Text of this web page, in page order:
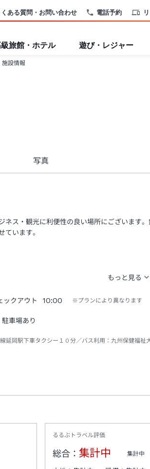
電話予約
くある質問・お問い合わせ
旅館・ホテル 遊び・レジャー
施設情報
写真
ネス・観光に利便性の良い場所にございます
ています。
ックアウト 10:00 ※プランにより異なります
駐車場あり
延岡駅下車タクシー１０分／バス利用：九州保健福祉
るるぶトラベル評価
総合： 集計中 集計中